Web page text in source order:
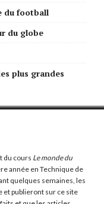
du football
du globe
plus grandes
du cours Le monde du
année en Technique de
quelques semaines, les
publieront sur ce site